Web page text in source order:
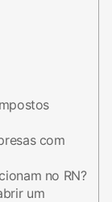
com
no RN?
um